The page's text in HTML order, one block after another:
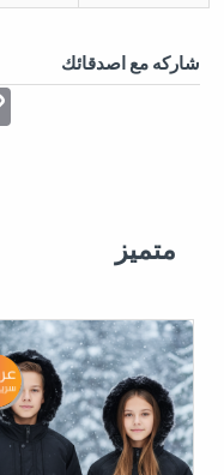
شاركه مع اصدقائك
متميز